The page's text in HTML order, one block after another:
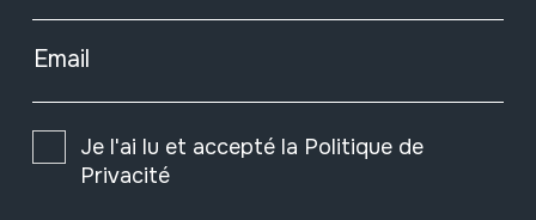
Email
Je l'ai lu et accepté la Politique de
Privacité